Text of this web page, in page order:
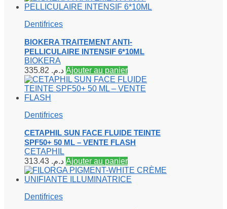
Dentifrices
BIOKERA TRAITEMENT ANTI-
PELLICULAIRE INTENSIF 6*10ML
BIOKERA
د.م. Ajouter au panier
Dentifrices
CETAPHIL SUN FACE FLUIDE TEINTE
SPF50+ 50 ML – VENTE FLASH
CETAPHIL
د.م. Ajouter au panier
Dentifrices